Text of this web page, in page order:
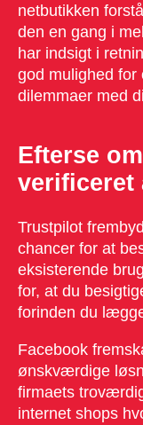
netbutikken
den en gang i
har indsigt i
god mulighed for
dilemmaer med
Efterse
verificeret
Trustpilot
chancer for at
eksisterende
for, at du
forinden du
Facebook
ønskværdige
firmaets
internet shops